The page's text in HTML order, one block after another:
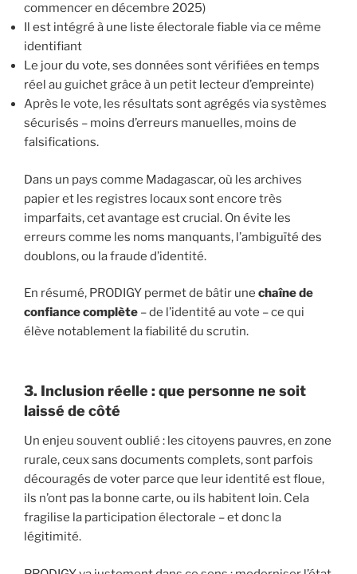
commencer en décembre 2025)
Il est intégré à une liste électorale fiable via ce même
identifiant
Le jour du vote, ses données sont vérifiées en temps
réel au guichet grâce à un petit lecteur d’empreinte)
Après le vote, les résultats sont agrégés via systèmes
sécurisés – moins d’erreurs manuelles, moins de
falsifications.
Dans un pays comme Madagascar, où les archives
papier et les registres locaux sont encore très
imparfaits, cet avantage est crucial. On évite les
erreurs comme les noms manquants, l’ambiguïté des
doublons, ou la fraude d’identité.
En résumé, PRODIGY permet de bâtir une chaîne de
confiance complète – de l’identité au vote – ce qui
élève notablement la fiabilité du scrutin.
3. Inclusion réelle : que personne ne soit
laissé de côté
Un enjeu souvent oublié : les citoyens pauvres, en zone
rurale, ceux sans documents complets, sont parfois
découragés de voter parce que leur identité est floue,
ils n’ont pas la bonne carte, ou ils habitent loin. Cela
fragilise la participation électorale – et donc la
légitimité.